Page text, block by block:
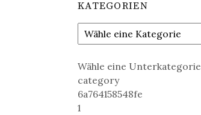
KATEGORIEN
Wähle eine Unterkategorie
category
6a764158548fe
1